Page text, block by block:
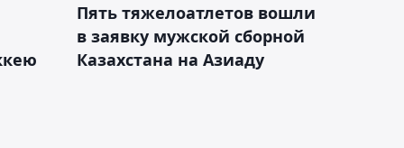
Пять тяжелоатлетов вошли
в заявку мужской сборной
Казахстана на Азиаду